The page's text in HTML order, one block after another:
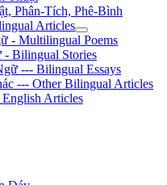
Phân-Tích, Phê-Bình
Articles
- Multilingual Poems
- Bilingual Stories
--- Bilingual Essays
--- Other Bilingual Articles
Articles